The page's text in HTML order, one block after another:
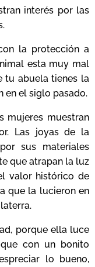
interés por las
la protección a
esta muy mal
tu abuela tienes la
en el siglo pasado.
mujeres muestran
Las joyas de la
sus materiales
que atrapan la luz
valor histórico de
que la lucieron en
porque ella luce
con un bonito
lo bueno,